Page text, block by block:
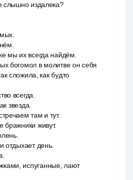
слышно издалека?
мы их всегда найдём.
богомол в молитве он себя
сложила, как будто
всегда.
звезда.
там и тут.
бражники живут.
отдыхает день.
испуганные, лают